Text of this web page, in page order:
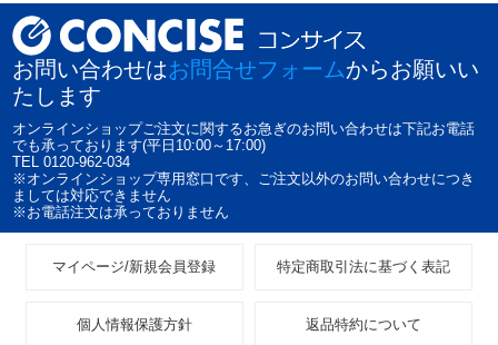
お問い合わせはお問合せフォームからお願いい
たします
オンラインショップご注文に関するお急ぎのお問い合わせは下記お電話
でも承っております(平日10:00～17:00)
TEL 0120-962-034
※オンラインショップ専用窓口です、ご注文以外のお問い合わせにつき
ましては対応できません
※お電話注文は承っておりません
マイページ/新規会員登録 特定商取引法に基づく表記
個人情報保護方針 返品特約について